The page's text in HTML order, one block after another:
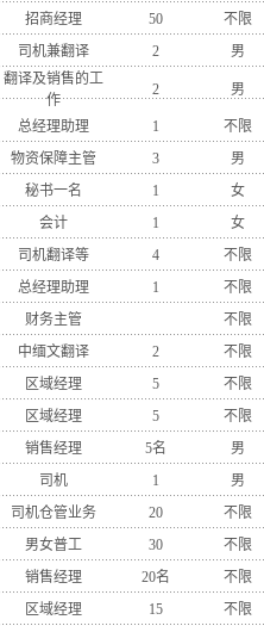
招商经理 50
不限
司机兼翻译 2 男
翻译及销售的工
作
2 男
总经理助理 1
不限
物资保障主管 3
男
秘书一名 1
女
会计 1
女
司机翻译等 4
不限
总经理助理 1
不限
财务主管
不限
中缅文翻译 2
不限
区域经理 5
不限
区域经理 5
不限
销售经理 5名
男
司机 1
男
司机仓管业务 20
不限
男女普工 30
不限
销售经理 20名
不限
区域经理 15
不限